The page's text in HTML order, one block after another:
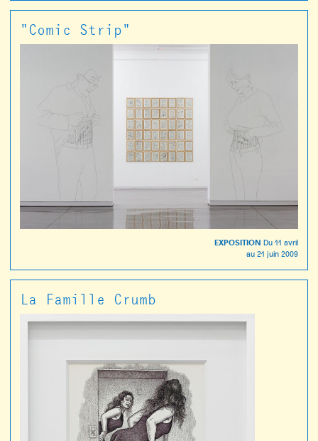
"Comic Strip"
EXPOSITION Du 11 avril
au 21 juin 2009
La Famille Crumb